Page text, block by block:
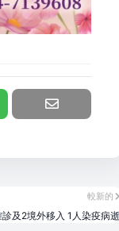
較新的
及2境外移入 1人染疫病逝